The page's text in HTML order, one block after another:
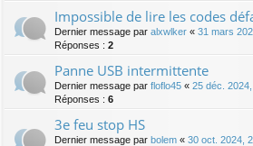
Impossible de lire les codes
Dernier message par alxwlker « 31 mars
Réponses : 2
Panne USB intermittente
Dernier message par floflo45 « 25 déc.
Réponses : 6
3e feu stop HS
Dernier message par bolem « 30 oct. 2024,